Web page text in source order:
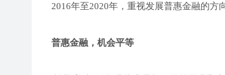
2016年至2020年，重视发展普惠金融的方
普惠金融，机会平等